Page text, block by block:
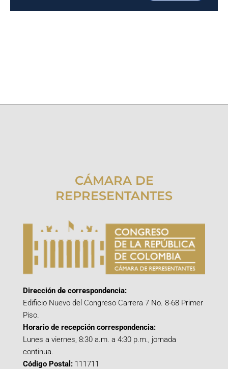
CÁMARA DE
REPRESENTANTES
Dirección de correspondencia:
Edificio Nuevo del Congreso Carrera 7 No. 8-68 Primer
Piso.
Horario de recepción correspondencia:
Lunes a viernes, 8:30 a.m. a 4:30 p.m., jornada
continua.
Código Postal: 111711